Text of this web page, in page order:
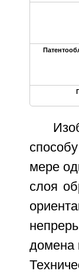
мере
слоя
домена